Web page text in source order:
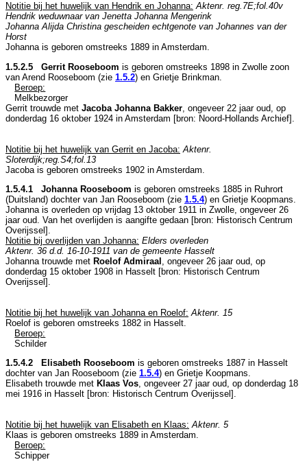
Notitie bij het huwelijk van Hendrik en Johanna: Aktenr. reg.7E;fol.40v
Hendrik weduwnaar van Jenetta Johanna Mengerink
Johanna Alijda Christina gescheiden echtgenote van Johannes van der
Horst
Johanna is geboren omstreeks 1889 in Amsterdam.
1.5.2.5 Gerrit Rooseboom is geboren omstreeks 1898 in Zwolle zoon
van Arend Rooseboom (zie 1.5.2) en Grietje Brinkman.
Beroep:
Melkbezorger
Gerrit trouwde met Jacoba Johanna Bakker , ongeveer 22 jaar oud, op
donderdag 16 oktober 1924 in Amsterdam [bron: Noord-Hollands Archief].
Notitie bij het huwelijk van Gerrit en Jacoba: Aktenr.
Sloterdijk;reg.S4;fol.13
Jacoba is geboren omstreeks 1902 in Amsterdam
1.5.4.1 Johanna Rooseboom is geboren omstreeks 1885 in Ruhrort
(Duitsland) dochter van Jan Rooseboom (zie 1.5.4) en Grietje Koopmans.
Johanna is overleden op vrijdag 13 oktober 1911 in Zwolle, ongeveer 26
jaar oud. Van het overlijden is aangifte gedaan [bron: Historisch Centrum
Overijssel ].
Notitie bij overlijden van Johanna: Elders overleden
Aktenr. 36 d.d. 16-10-1911 van de gemeente Hasselt
Johanna trouwde met Roelof Admiraal , ongeveer 26 jaar oud, op
donderdag 15 oktober 1908 in Hasselt [bron: Historisch Centrum
Overijssel ].
Notitie bij het huwelijk van Johanna en Roelof: Aktenr. 15
Roelof is geboren omstreeks 1882 in Hasselt.
Beroep:
Schilder
1.5.4.2 Elisabeth Rooseboom is geboren omstreeks 1887 in Hasselt
dochter van Jan Rooseboom (zie 1.5.4) en Grietje Koopmans.
Elisabeth trouwde met Klaas Vos, ongeveer 27 jaar oud, op donderdag 18
mei 1916 in Hasselt [bron: Historisch Centrum Overijssel ].
Notitie bij het huwelijk van Elisabeth en Klaas: Aktenr. 5
Klaas is geboren omstreeks 1889 in Amsterdam.
Beroep:
Schipper